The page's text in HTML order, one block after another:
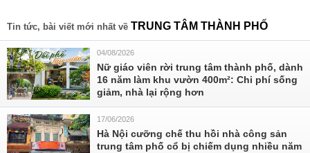
Tin tức, bài viết mới nhất về TRUNG TÂM THÀNH PHỐ
04/08/2026
Nữ giáo viên rời trung tâm thành phố, dành
16 năm làm khu vườn 400m²: Chi phí sống
giảm, nhà lại rộng hơn
17/06/2026
Hà Nội cưỡng chế thu hồi nhà công sản
trung tâm phố cổ bị chiếm dụng nhiều năm